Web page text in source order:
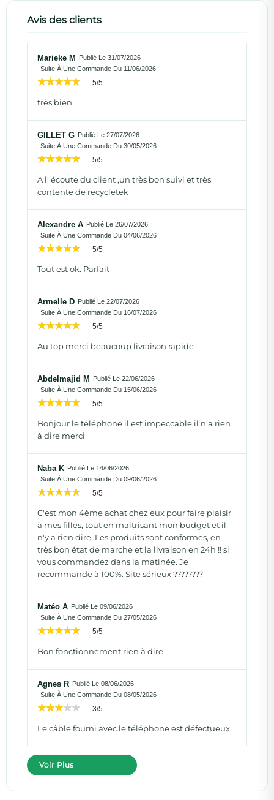
Avis des clients
Marieke M
Publié Le 31/07/2026
Suite À Une Commande Du 11/06/2026
5/5
très bien
GILLET G Publié Le 27/07/2026
Suite À Une Commande Du 30/05/2026
5/5
A l' écoute du client ,un très bon suivi et très
contente de recycletek
Alexandre A Publié Le 26/07/2026
Suite À Une Commande Du 04/06/2026
5/5
Tout est ok. Parfait
Armelle D Publié Le 22/07/2026
Suite À Une Commande Du 16/07/2026
5/5
Au top merci beaucoup livraison rapide
Abdelmajid M
Publié Le 22/06/2026
Suite À Une Commande Du 15/06/2026
5/5
Bonjour le téléphone il est impeccable il n'a rien
à dire merci
Naba K Publié Le 14/06/2026
Suite À Une Commande Du 09/06/2026
5/5
C'est mon 4ème achat chez eux pour faire plaisir
à mes filles, tout en maîtrisant mon budget et il
n'y a rien dire. Les produits sont conformes, en
très bon état de marche et la livraison en 24h !! si
vous commandez dans la matinée. Je
recommande à 100%. Site sérieux ????????
Matéo A Publié Le 09/06/2026
Suite À Une Commande Du 27/05/2026
5/5
Bon fonctionnement rien à dire
Agnes R Publié Le 08/06/2026
Suite À Une Commande Du 08/05/2026
3/5
Le câble fourni avec le téléphone est défectueux.
Voir Plus